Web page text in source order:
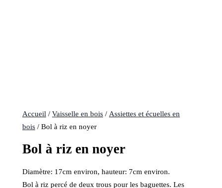
Accueil /Vaisselle en bois /Assiettes et écuelles en
bois / Bol à riz en noyer
Bol à riz en noyer
Diamètre: 17cm environ, hauteur: 7cm environ.
Bol à riz percé de deux trous pour les baguettes. Les